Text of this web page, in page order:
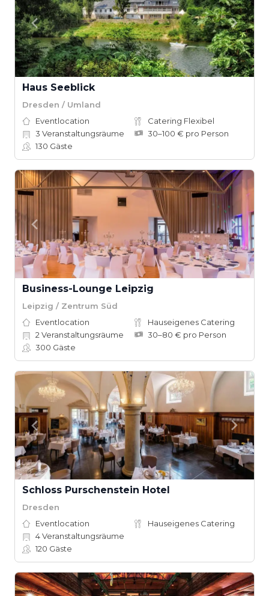
Haus Seeblick
Dresden / Umland
Eventlocation
Catering Flexibel
3 Veranstaltungsräume
30–100 € pro Person
130 Gäste
Business-Lounge Leipzig
Leipzig / Zentrum Süd
Eventlocation
Hauseigenes Catering
2 Veranstaltungsräume
30–80 € pro Person
300 Gäste
Schloss Purschenstein Hotel
Dresden
Eventlocation
Hauseigenes Catering
4Veranstaltungsräume
120 Gäste